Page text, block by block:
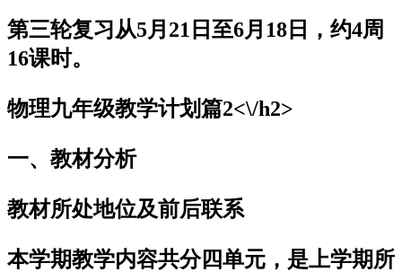
第三轮复习从5月21日至6月18日，约4周
16课时。
物理九年级教学计划篇2<\/h2>
一、教材分析
教材所处地位及前后联系
本学期教学内容共分四单元，是上学期所